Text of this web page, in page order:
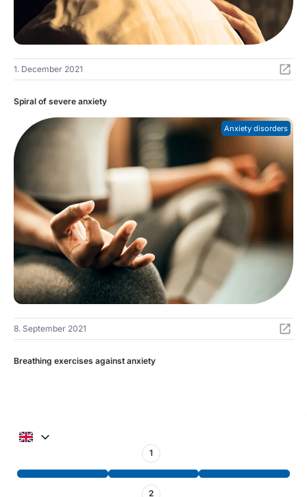
1. December 2021
Spiral of severe anxiety
Anxiety disorders
8. September 2021
Breathing exercises against anxiety
1
2